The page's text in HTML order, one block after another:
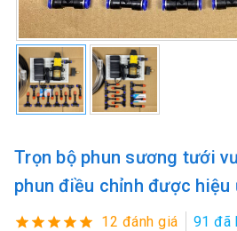
Trọn bộ phun sương tưới
phun điều chỉnh được
12 đánh giá 91 đã